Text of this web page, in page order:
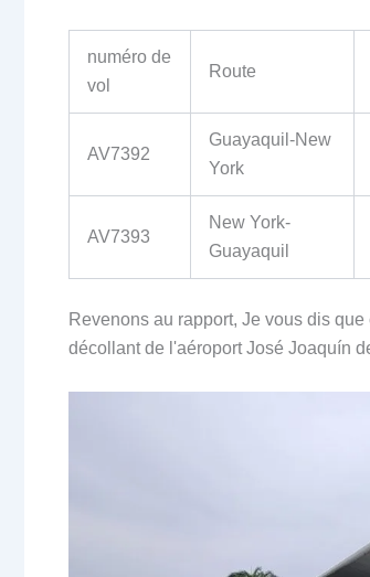
numéro de
vol
Route
AV7392
Guayaquil-New
York
AV7393
New York-
Guayaquil
Revenons au rapport, Je vous dis
décollant de l'aéroport José Joaquín